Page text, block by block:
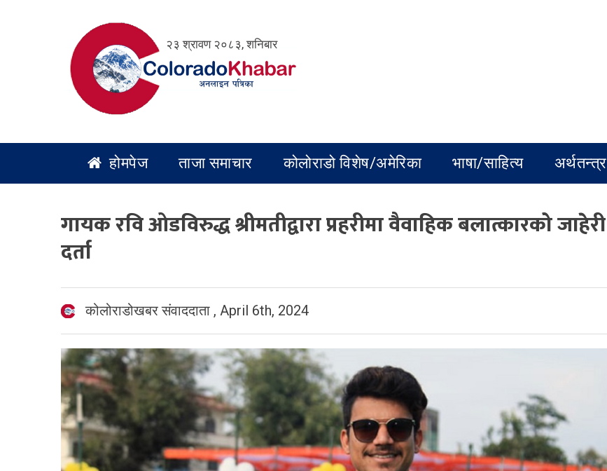
२३ श्रावण २०८३, शनिबार
होमपेज ताजा समाचार कोलोराडो विशेष/अमेरिका भाषा/साहित्य अर्थतन्त्र
गायक रवि ओडविरुद्ध श्रीमतीद्वारा प्रहरीमा वैवाहिक बलात्कारको जाहेरी
दर्ता
कोलोराडोखबर संवाददाता , April 6th, 2024